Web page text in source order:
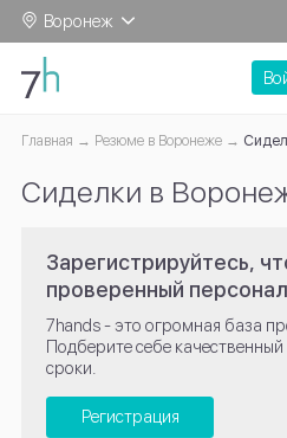
Воронеж
Главная Резюме в Воронеже
Сиделки в
Зарегистрируйтесь,
проверенный
7hands - это огромная база
Подберите себе
сроки.
Регистрация